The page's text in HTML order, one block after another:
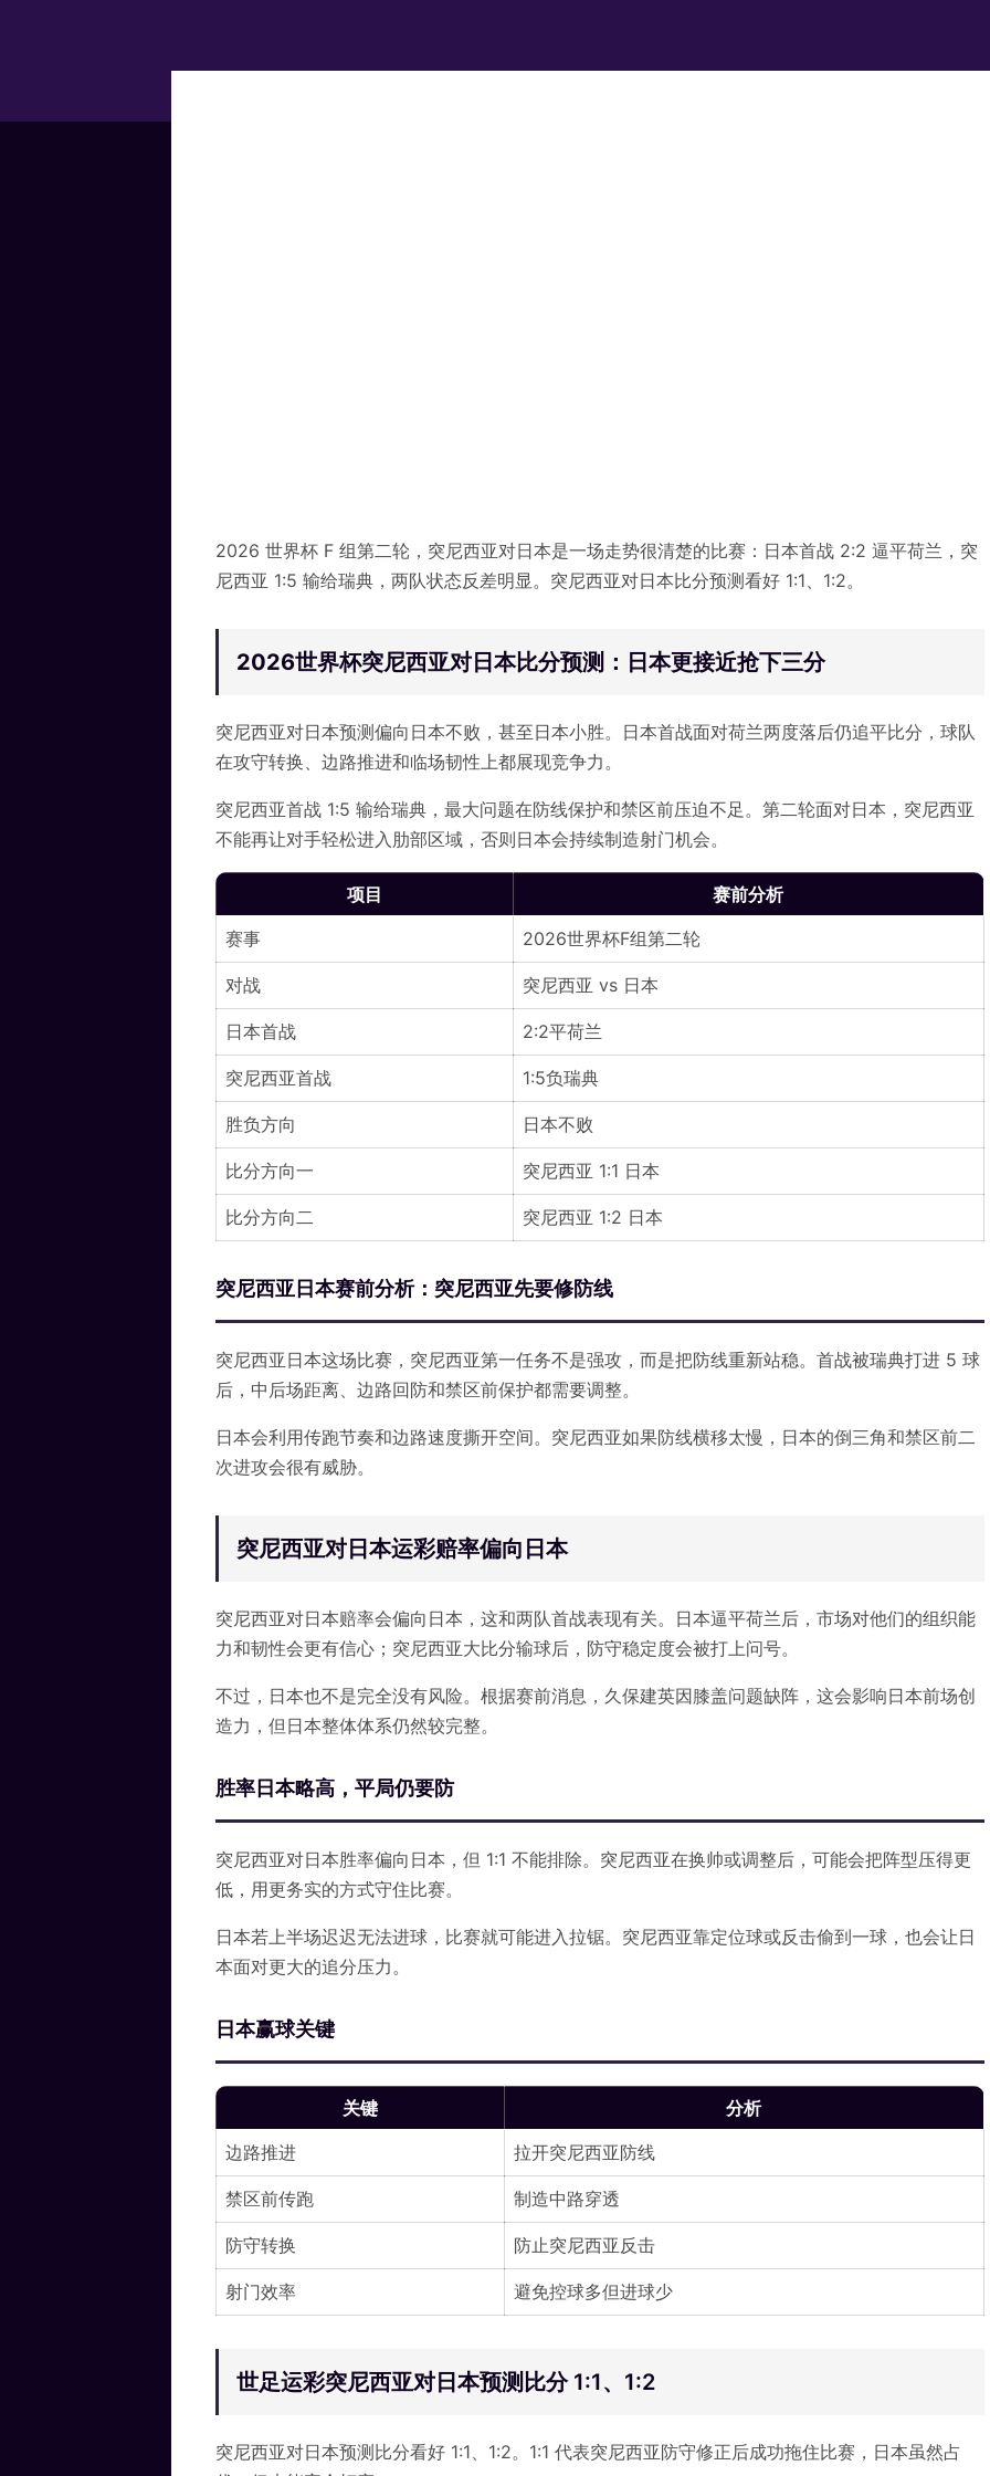
2026 世界杯 F 组第二轮，突尼西亚对日本是一场走势很清楚的比赛：日本首战 2:2 逼平荷兰，突
尼西亚 1:5 输给瑞典，两队状态反差明显。突尼西亚对日本比分预测看好 1:1、1:2。
2026世界杯突尼西亚对日本比分预测：日本更接近抢下三分
突尼西亚对日本预测偏向日本不败，甚至日本小胜。日本首战面对荷兰两度落后仍追平比分，球队
在攻守转换、边路推进和临场韧性上都展现竞争力。
突尼西亚首战 1:5 输给瑞典，最大问题在防线保护和禁区前压迫不足。第二轮面对日本，突尼西亚
不能再让对手轻松进入肋部区域，否则日本会持续制造射门机会。
项目
赛前分析
赛事
2026世界杯F组第二轮
对战 突尼西亚 vs 日本
日本首战 2:2平荷兰
突尼西亚首战 1:5负瑞典
胜负方向 日本不败
比分方向一 突尼西亚 1:1 日本
比分方向二 突尼西亚 1:2 日本
突尼西亚日本赛前分析：突尼西亚先要修防线
突尼西亚日本这场比赛，突尼西亚第一任务不是强攻，而是把防线重新站稳。首战被瑞典打进 5 球
后，中后场距离、边路回防和禁区前保护都需要调整。
日本会利用传跑节奏和边路速度撕开空间。突尼西亚如果防线横移太慢，日本的倒三角和禁区前二
次进攻会很有威胁。
突尼西亚对日本运彩赔率偏向日本
突尼西亚对日本赔率会偏向日本，这和两队首战表现有关。日本逼平荷兰后，市场对他们的组织能
力和韧性会更有信心；突尼西亚大比分输球后，防守稳定度会被打上问号。
不过，日本也不是完全没有风险。根据赛前消息，久保建英因膝盖问题缺阵，这会影响日本前场创
造力，但日本整体体系仍然较完整。
胜率日本略高，平局仍要防
突尼西亚对日本胜率偏向日本，但 1:1 不能排除。突尼西亚在换帅或调整后，可能会把阵型压得更
低，用更务实的方式守住比赛。
日本若上半场迟迟无法进球，比赛就可能进入拉锯。突尼西亚靠定位球或反击偷到一球，也会让日
本面对更大的追分压力。
日本赢球关键
关键
分析
边路推进
拉开突尼西亚防线
禁区前传跑 制造中路穿透
防守转换 防止突尼西亚反击
射门效率 避免控球多但进球少
世足运彩突尼西亚对日本预测比分 1:1、1:2
突尼西亚对日本预测比分看好 1:1、1:2。1:1 代表突尼西亚防守修正后成功拖住比赛，日本虽然占